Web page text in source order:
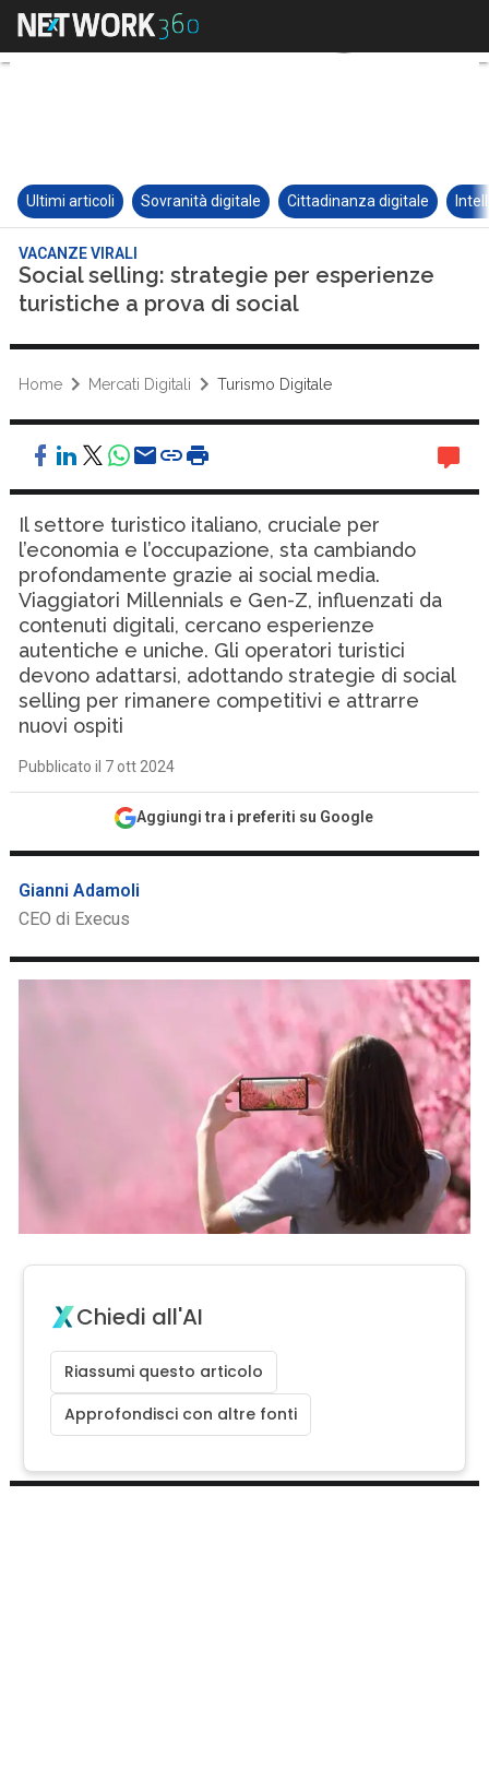
Ultimi articoli Sovranità digitale Cittadinanza digitale
VACANZE VIRALI
Social selling: strategie per esperienze
turistiche a prova di social
Home Mercati Digitali Turismo Digitale
Il settore turistico italiano, cruciale per
l’economia e l’occupazione, sta cambiando
profondamente grazie ai social media.
Viaggiatori Millennials e Gen-Z, influenzati da
contenuti digitali, cercano esperienze
autentiche e uniche. Gli operatori turistici
devono adattarsi, adottando strategie di social
selling per rimanere competitivi e attrarre
nuovi ospiti
Pubblicato il 7 ott 2024
Aggiungi tra i preferiti su Google
Gianni Adamoli
CEO di Execus
Chiedi all'AI
Riassumi questo articolo
Approfondisci con altre fonti